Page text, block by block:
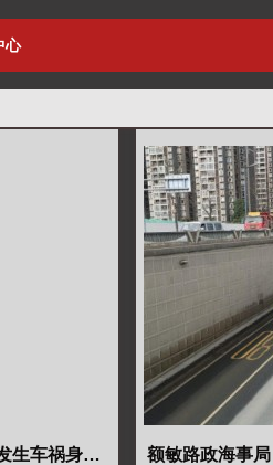
心
悲剧！黄山市区一女子骑车发生车祸身亡……